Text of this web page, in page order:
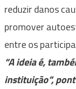
reduzir danos
promover
entre os
“A ideia é,
instituição”,